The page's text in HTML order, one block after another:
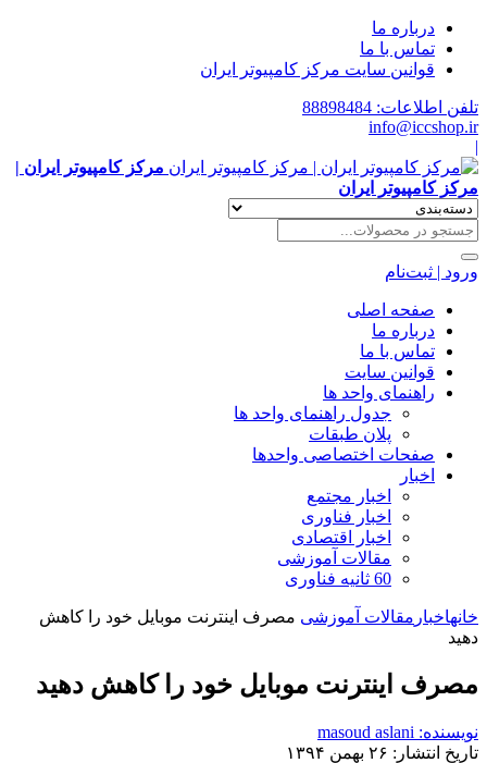
درباره ما
تماس با ما
قوانین سایت مرکز کامپیوتر ایران
تلفن اطلاعات: 88898484
info@iccshop.ir
|
مرکز کامپیوتر ایران |
مرکز کامپیوتر ایران
ورود | ثبت‌نام
صفحه اصلی
درباره ما
تماس با ما
قوانین سایت
راهنمای واحد ها
جدول راهنمای واحد ها
پلان طبقات
صفحات اختصاصی واحدها
اخبار
اخبار مجتمع
اخبار فناوری
اخبار اقتصادی
مقالات آموزشی
60 ثانیه فناوری
خانهاخبار مقالات آموزشی مصرف اینترنت موبایل خود را کاهش
دهید
مصرف اینترنت موبایل خود را کاهش دهید
نویسنده: masoud aslani
تاریخ انتشار: ۲۶ بهمن ۱۳۹۴